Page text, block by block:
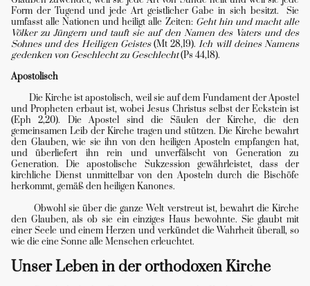
Form der Tugend und jede Art geistlicher Gabe in sich besitzt. Sie
umfasst alle Nationen und heiligt alle Zeiten: Geht hin und macht alle
Völker zu Jüngern und tauft sie auf den Namen des Vaters und des
Sohnes und des Heiligen Geistes(Mt 28,19).Ich will deines Namens
gedenken von Geschlecht zu Geschlecht(Ps 44,18).
Apostolisch
Die Kirche ist apostolisch, weil sie auf dem Fundament der Apostel
und Propheten erbaut ist, wobei Jesus Christus selbst der Eckstein ist
(Eph 2,20). Die Apostel sind die Säulen der Kirche, die den
gemeinsamen Leib der Kirche tragen und stützen. Die Kirche bewahrt
den Glauben, wie sie ihn von den heiligen Aposteln empfangen hat,
und überliefert ihn rein und unverfälscht von Generation zu
Generation. Die apostolische Sukzession gewährleistet, dass der
kirchliche Dienst unmittelbar von den Aposteln durch die Bischöfe
herkommt, gemäß den heiligen Kanones.
Obwohl sie über die ganze Welt verstreut ist, bewahrt die Kirche
den Glauben, als ob sie ein einziges Haus bewohnte. Sie glaubt mit
einer Seele und einem Herzen und verkündet die Wahrheit überall, so
wie die eine Sonne alle Menschen erleuchtet.
Unser Leben in der orthodoxen Kirche